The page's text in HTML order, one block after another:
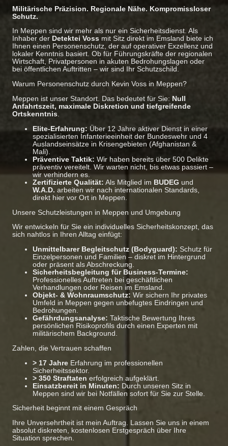
Militärische Präzision. Regionale Nähe. Kompromissloser
Schutz.
In Meppen sind wir mehr als nur ein Sicherheitsdienst. Als
Inhaber der Detektei Voss mit Sitz direkt im Emsland biete ich
Ihnen einen Personenschutz, der auf operativer Exzellenz und
lokaler Kenntnis basiert. Ob für Führungskräfte der regionalen
Wirtschaft, Privatpersonen in akuten Bedrohungslagen oder
bei öffentlichen Auftritten – wir sind Ihr Schutzschild.
Warum Personenschutz durch Kevin Voss in Meppen?
Meppen ist unser Standort. Das bedeutet für Sie: Null
Anfahrtszeit, maximale Diskretion und tiefgreifende
Ortskenntnis
Elite-Erfahrung: Über 12 Jahre aktiver Dienst in einer
spezialisierten Infanterieeinheit der Bundeswehr und 4
Auslandseinsätze in Krisengebieten (Afghanistan &
Mali).
Präventive Taktik: Wir haben bereits über 500 Delikte
präventiv vereitelt. Wir warten nicht, bis etwas passiert –
wir verhindern es.
Zertifizierte Qualität: Als Mitglied im BUDEG und
W.A.D. arbeiten wir nach internationalen Standards,
direkt hier vor Ort in Meppen.
Unsere Schutzleistungen in Meppen und Umgebung
Wir entwickeln für Sie ein individuelles Sicherheitskonzept, das
sich nahtlos in Ihren Alltag einfügt:
Unmittelbarer Begleitschutz (Bodyguard): Schutz für
Einzelpersonen und Familien – diskret im Hintergrund
oder präsent als Abschreckung.
Sicherheitsbegleitung für Business-Termine:
Professionelles Auftreten bei geschäftlichen
Verhandlungen oder Reisen im Emsland.
Objekt- & Wohnraumschutz: Wir sichern Ihr privates
Umfeld in Meppen gegen unbefugtes Eindringen und
Bedrohungen.
Gefährdungsanalyse: Taktische Bewertung Ihres
persönlichen Risikoprofils durch einen Experten mit
militärischem Background.
Zahlen, die Vertrauen schaffen
> 17 Jahre Erfahrung im professionellen
Sicherheitssektor.
> 350 Straftaten erfolgreich aufgeklärt.
Einsatzbereit in Minuten: Durch unseren Sitz in
Meppen sind wir bei Notfällen sofort für Sie zur Stelle.
Sicherheit beginnt mit einem Gespräch
Ihre Unversehrtheit ist mein Auftrag. Lassen Sie uns in einem
absolut diskreten, kostenlosen Erstgespräch über Ihre
Situation sprechen.